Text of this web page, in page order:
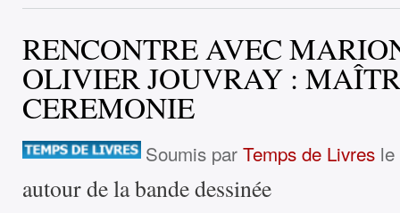
RENCONTRE AVEC
OLIVIER JOUVRAY :
CEREMONIE
Soumis parTemps de Livres
autour de la bande dessinée